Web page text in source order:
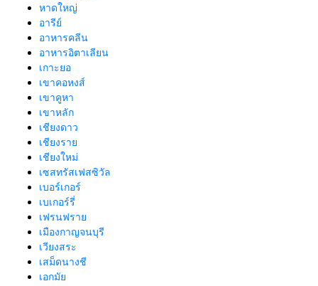
หาดใหญ่
อารีย์
อาหารคลีน
อาหารอิตาเลียน
เกาะยอ
เขาคอหงส์
เขาคูหา
เขาหลัก
เชียงดาว
เชียงราย
เชียงใหม่
เซสทรัสเฟสซิวัล
เบอร์เกอร์
เบเกอร์รี่
เฟรนฟราย
เมืองกาญจนบุรี
เวียงสระ
เสม็ดนางชี
เอกมัย